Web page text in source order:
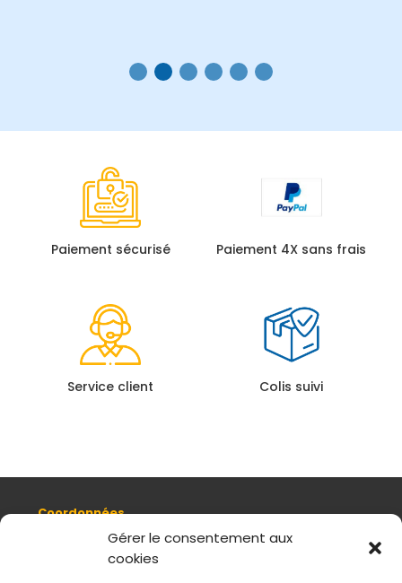
Gérer le consentement aux
cookies
Paiement sécurisé Paiement 4X sans frais
Service client Colis suivi
Coordonnées
8, quai Romain Rolland 69005 Lyon
+ 33 (0)4 78 42 55 04